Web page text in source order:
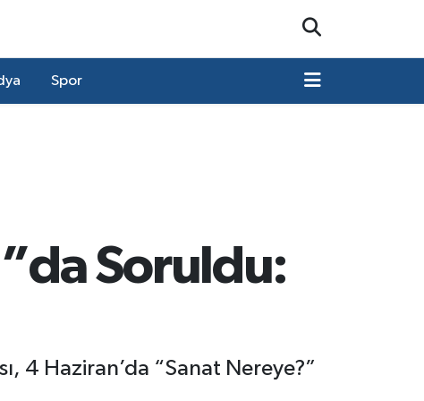
Spor
Soruldu:
4 Haziran’da “Sanat Nereye?”